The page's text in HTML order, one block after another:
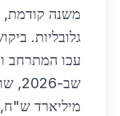
משנה קודמת,
עכו המתרחב
מיליארד ש"ח,